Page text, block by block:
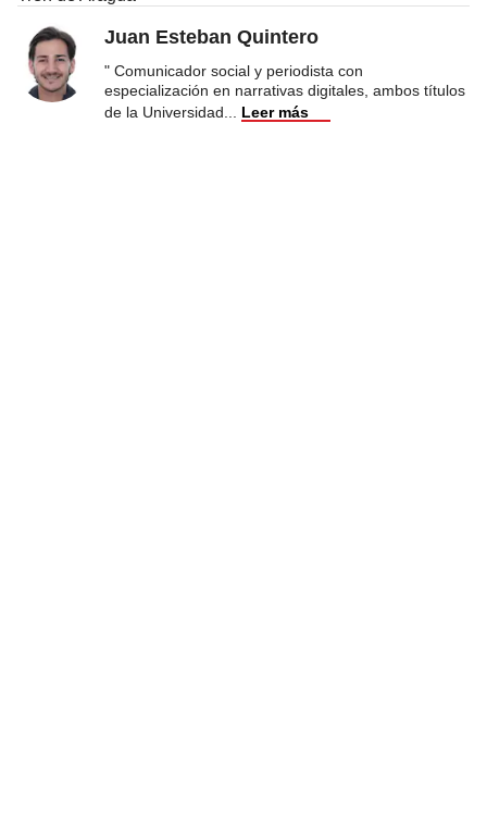
Juan Esteban Quintero
" Comunicador social y periodista con
especialización en narrativas digitales, ambos títulos
de la Universidad
Leer más